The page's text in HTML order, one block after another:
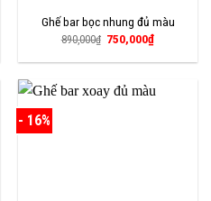
Ghế bar bọc nhung đủ màu
890,000₫ Giá
là:
750,000₫Giá
tại
- 16%